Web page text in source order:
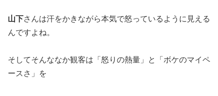
山下さんは汗をかきながら本気で怒っているように見える
んですよね。
そしてそんななか観客は「怒りの熱量」と「ボケのマイペ
ースさ」を